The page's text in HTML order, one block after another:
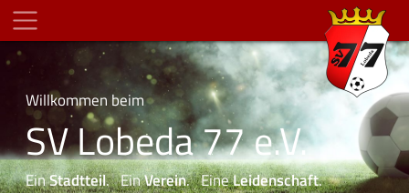
Willkommen beim
SV Lobeda 77 e.V.
EinStadtteil. EinVerein. EineLeidenschaft.